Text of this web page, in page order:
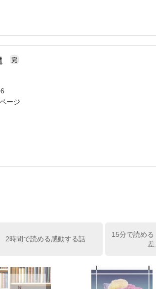
、妹の担任の二重人格保育士・凛(♂)のマル秘
作品を読む
完
ージ
2時間で読める感動する話
15分で読め